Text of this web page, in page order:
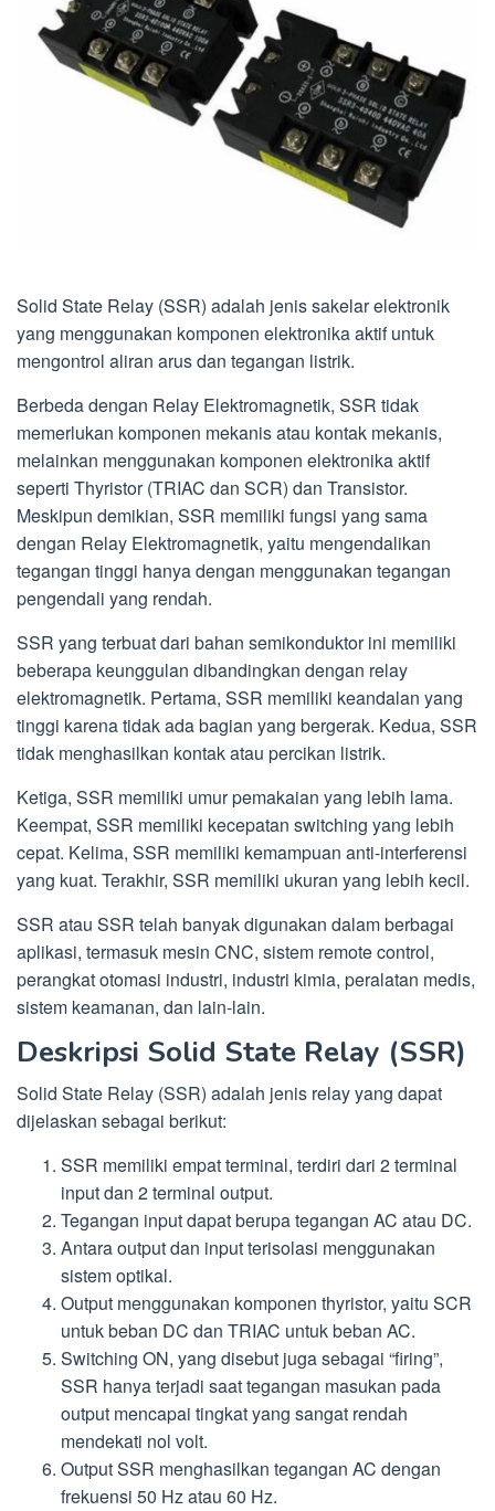
Solid State Relay (SSR) adalah jenis sakelar elektronik
yang menggunakan komponen elektronika aktif untuk
mengontrol aliran arus dan tegangan listrik.
Berbeda dengan Relay Elektromagnetik, SSR tidak
memerlukan komponen mekanis atau kontak mekanis,
melainkan menggunakan komponen elektronika aktif
seperti Thyristor (TRIAC dan SCR) dan Transistor.
Meskipun demikian, SSR memiliki fungsi yang sama
dengan Relay Elektromagnetik, yaitu mengendalikan
tegangan tinggi hanya dengan menggunakan tegangan
pengendali yang rendah.
SSR yang terbuat dari bahan semikonduktor ini memiliki
beberapa keunggulan dibandingkan dengan relay
elektromagnetik. Pertama, SSR memiliki keandalan yang
tinggi karena tidak ada bagian yang bergerak. Kedua, SSR
tidak menghasilkan kontak atau percikan listrik.
Ketiga, SSR memiliki umur pemakaian yang lebih lama.
Keempat, SSR memiliki kecepatan switching yang lebih
cepat. Kelima, SSR memiliki kemampuan anti-interferensi
yang kuat. Terakhir, SSR memiliki ukuran yang lebih kecil.
SSR atau SSR telah banyak digunakan dalam berbagai
aplikasi, termasuk mesin CNC, sistem remote control,
perangkat otomasi industri, industri kimia, peralatan medis,
sistem keamanan, dan lain-lain.
Deskripsi Solid State Relay (SSR)
Solid State Relay (SSR) adalah jenis relay yang dapat
dijelaskan sebagai berikut:
SSR memiliki empat terminal, terdiri dari 2 terminal
input dan 2 terminal output.
Tegangan input dapat berupa tegangan AC atau DC.
Antara output dan input terisolasi menggunakan
sistem optikal.
Output menggunakan komponen thyristor, yaitu SCR
untuk beban DC dan TRIAC untuk beban AC.
Switching ON, yang disebut juga sebagai “firing”,
SSR hanya terjadi saat tegangan masukan pada
output mencapai tingkat yang sangat rendah
mendekati nol volt.
Output SSR menghasilkan tegangan AC dengan
frekuensi 50 Hz atau 60 Hz.